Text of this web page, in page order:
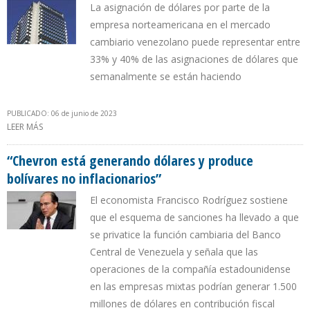
La asignación de dólares por parte de la
empresa norteamericana en el mercado
cambiario venezolano puede representar entre
33% y 40% de las asignaciones de dólares que
semanalmente se están haciendo
PUBLICADO: 06 de junio de 2023
LEER MÁS
“Chevron está generando dólares y produce
bolívares no inflacionarios”
El economista Francisco Rodríguez sostiene
que el esquema de sanciones ha llevado a que
se privatice la función cambiaria del Banco
Central de Venezuela y señala que las
operaciones de la compañía estadounidense
en las empresas mixtas podrían generar 1.500
millones de dólares en contribución fiscal